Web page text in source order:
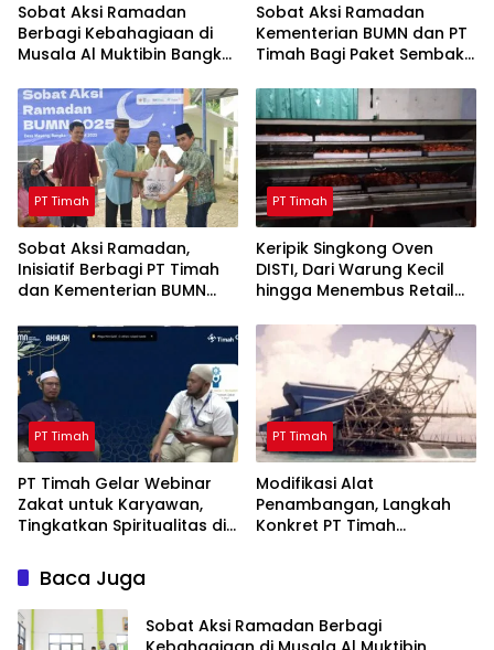
Sobat Aksi Ramadan
Berbagi Kebahagiaan di
Musala Al Muktibin Bangka
dan Piatu
Sobat Aksi Ramadan
Kementerian BUMN dan PT
Timah Bagi Paket Sembako
Barat
PT Timah
Sobat Aksi Ramadan,
Inisiatif Berbagi PT Timah
dan Kementerian BUMN
PT Timah
Keripik Singkong Oven
DISTI, Dari Warung Kecil
hingga Menembus Retail
PT Timah
PT Timah
PT Timah Gelar Webinar
Zakat untuk Karyawan,
Tingkatkan Spiritualitas di
PT Timah
Modifikasi Alat
Penambangan, Langkah
Konkret PT Timah
Baca Juga
Sobat Aksi Ramadan Berbagi